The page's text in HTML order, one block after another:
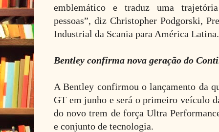
emblemático e traduz uma
pessoas”, diz Christopher Podgorski,
Industrial da Scania para América Latina.
Bentley confirma nova geração do
A Bentley confirmou o lançamento da
GT em junho e será o primeiro veículo
do novo trem de força Ultra
e conjunto de tecnologia.